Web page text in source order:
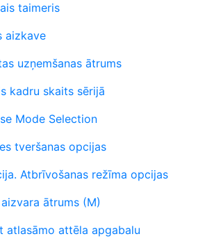
taimeris
aizkave
uzņemšanas ātrums
kadru skaits sērijā
Mode Selection
tveršanas opcijas
Atbrīvošanas režīma opcijas
ātrums (M)
atlasāmo attēla apgabalu